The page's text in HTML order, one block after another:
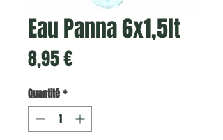
Eau Panna 6x1,5lt
8,95 €Prix
Quantité*